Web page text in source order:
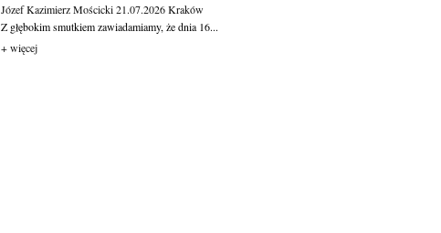
Józef Kazimierz Mościcki21.07.2026Kraków
Z głębokim smutkiem zawiadamiamy, że dnia 16...
+ więcej